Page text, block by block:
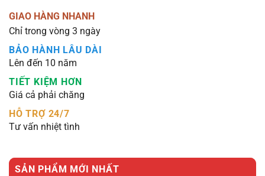
GIAO HÀNG NHANH
Chỉ trong vòng 3 ngày
BẢO HÀNH LÂU DÀI
Lên đến 10 năm
TIẾT KIỆM HƠN
Giá cả phải chăng
HỖ TRỢ 24/7
Tư vấn nhiệt tình
SẢN PHẨM MỚI NHẤT